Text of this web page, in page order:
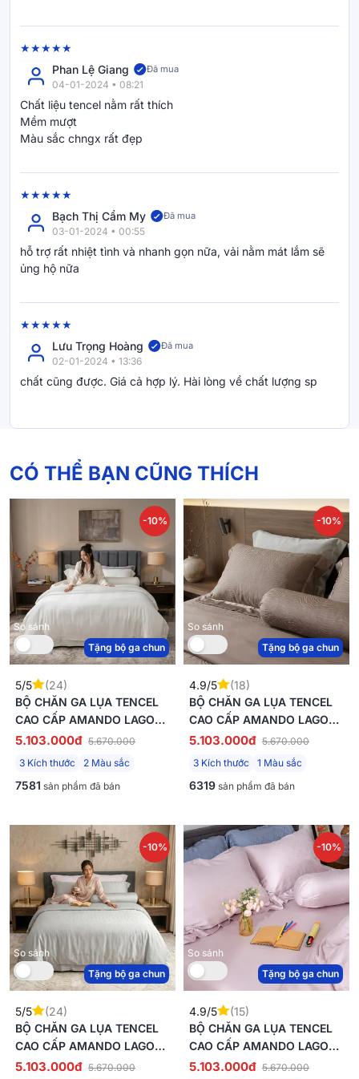
Phan Lệ Giang Đã mua
04-01-2024 • 08:21
Chất liệu tencel nằm rất thích
Mềm mượt
Màu sắc chngx rất đẹp
Bạch Thị Cẩm My Đã mua
03-01-2024 • 00:55
hỗ trợ rất nhiệt tình và nhanh gọn nữa, vải nằm mát lắm sẽ
ủng hộ nữa
Lưu Trọng Hoàng Đã mua
02-01-2024 • 13:36
chất cũng được. Giá cả hợp lý. Hài lòng về chất lượng sp
CÓ THỂ BẠN CŨNG THÍCH
So sánh
-10%
Tặng bộ ga chun
5/5
(24)
BỘ CHĂN GA LỤA TENCEL
CAO CẤP AMANDO LAGOM
5 CHI TIẾT MÀU KEM/BE
5.103.000đ 5.670.000
3 Kích thước
2 Màu sắc
7581 sản phẩm đã bán
So sánh
-10%
Tặng bộ ga chun
4.9/5
(18)
BỘ CHĂN GA LỤA TENCEL
CAO CẤP AMANDO LAGOM
5 CHI TIẾT MÀU NÂU
5.103.000đ 5.670.000
3 Kích thước
1 Màu sắc
6319 sản phẩm đã bán
So sánh
-10%
Tặng bộ ga chun
5/5
(24)
BỘ CHĂN GA LỤA TENCEL
CAO CẤP AMANDO LAGOM
5 CHI TIẾT MÀU XÁM
5.103.000đ 5.670.000
So sánh
-10%
Tặng bộ ga chun
4.9/5
(15)
BỘ CHĂN GA LỤA TENCEL
CAO CẤP AMANDO LAGOM
5 CHI TIẾT MÀU TÍM
5.103.000đ 5.670.000